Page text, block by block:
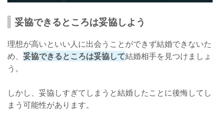
妥協できるところは妥協しよう
理想が高いといい人に出会うことができず結婚できないた
め、 妥協できるところは妥協して結婚相手を見つけましょ
う。
しかし、妥協しすぎてしまうと結婚したことに後悔してし
まう可能性があります。